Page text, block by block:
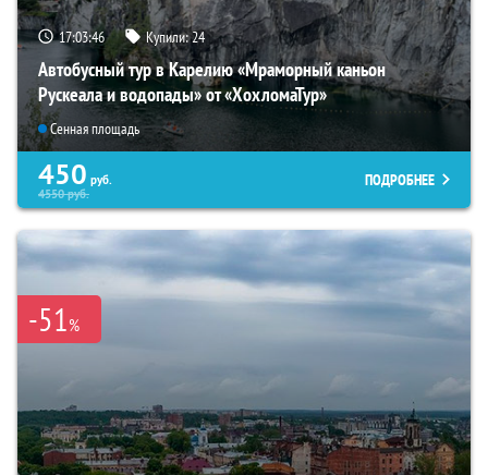
17:03:44 Купили:24
Автобусный тур в Карелию «Мраморный каньон
Рускеала и водопады» от «ХохломаТур»
Сенная площадь
450 руб.
4550руб.
ПОДРОБНЕЕ
-51%